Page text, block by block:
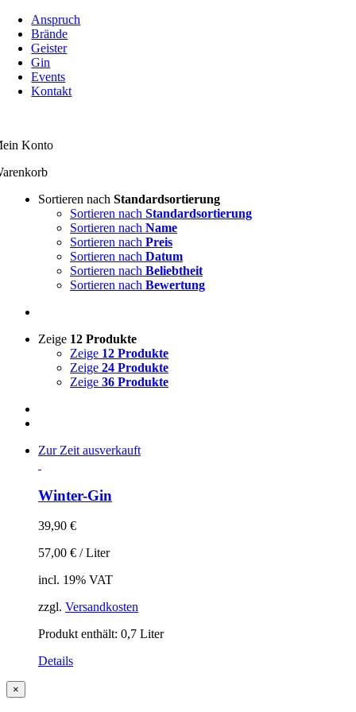
Zum
Inhalt
springen
Anspruch
Brände
Geister
Gin
Events
Kontakt
Konto
Sortieren nach Standardsortierung
Sortieren nach Standardsortierung
Sortieren nach Name
Sortieren nach Preis
Sortieren nach Datum
Sortieren nach Beliebtheit
Sortieren nach Bewertung
Zeige 12 Produkte
Zeige 12 Produkte
Zeige 24 Produkte
Zeige 36 Produkte
Zur Zeit ausverkauft
Winter-Gin
39,90 €
57,00 € /Liter
incl. 19% VAT
zzgl. Versandkosten
Produkt enthält: 0,7 Liter
Details
Close
product
×